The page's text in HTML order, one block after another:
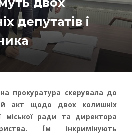
депутатів і
прокуратура скерувала до
акт щодо двох колишніх
міської ради та директора
Їм інкримінують